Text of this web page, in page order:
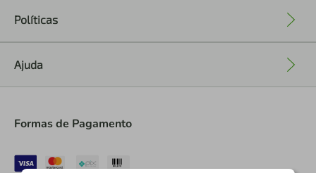
Políticas
Ajuda
Formas de Pagamento